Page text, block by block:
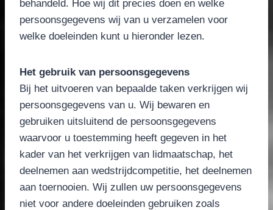
behandeld. Hoe wij dit precies doen en welke
persoonsgegevens wij van u verzamelen voor
welke doeleinden kunt u hieronder lezen.
Het gebruik van persoonsgegevens
Bij het uitvoeren van bepaalde taken verkrijgen wij
persoonsgegevens van u. Wij bewaren en
gebruiken uitsluitend de persoonsgegevens
waarvoor u toestemming heeft gegeven in het
kader van het verkrijgen van lidmaatschap, het
deelnemen aan wedstrijdcompetitie, het deelnemen
aan toernooien. Wij zullen uw persoonsgegevens
niet voor andere doeleinden gebruiken zoals